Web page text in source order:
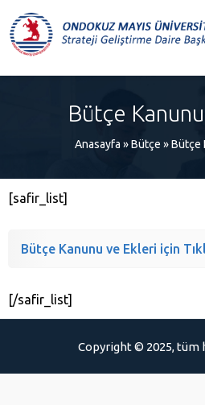
content
Bütçe
Anasayfa »Bütçe »Bütçe
[safir_list]
Bütçe Kanunu ve Ekleri için
[/safir_list]
Copyright © 2025, tüm